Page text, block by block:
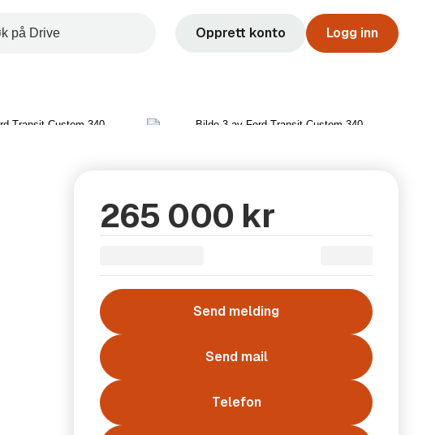
Opprett konto Logg inn
265 000 kr
Send melding
Send mail
Telefon